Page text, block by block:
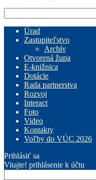
Úrad
Zastupiteľstvo
Archív
Otvorená župa
E-knižnica
Dotácie
Rada partnerstva
Rozvoj
Interact
Foto
Video
Kontakty
Voľby do VÚC 2026
Prihlásiť sa
Vitajte! prihlásenie k účtu